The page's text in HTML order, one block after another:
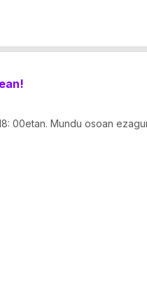
00etan. Mundu osoan